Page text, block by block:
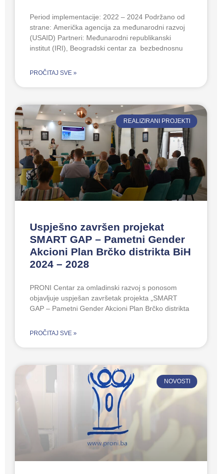
Period implementacije: 2022 – 2024 Podržano od
strane: Američka agencija za međunarodni razvoj
(USAID) Partneri: Međunarodni republikanski
institut (IRI), Beogradski centar za bezbednosnu
PROČITAJ SVE »
REALIZIRANI PROJEKTI
Uspješno završen projekat
SMART GAP – Pametni Gender
Akcioni Plan Brčko distrikta BiH
2024 – 2028
PRONI Centar za omladinski razvoj s ponosom
objavljuje uspješan završetak projekta „SMART
GAP – Pametni Gender Akcioni Plan Brčko distrikta
PROČITAJ SVE »
NOVOSTI